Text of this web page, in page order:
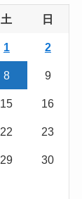
土 日
1 2
8 9
15 16
22 23
29 30